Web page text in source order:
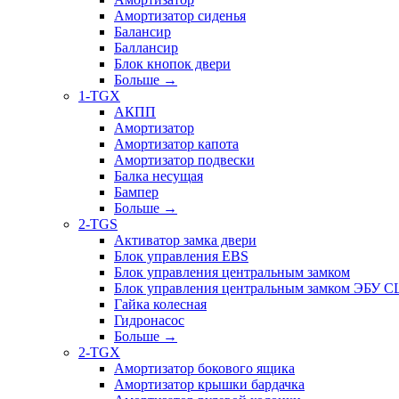
Амортизатор сиденья
Балансир
Баллансир
Блок кнопок двери
Больше →
1-TGX
АКПП
Амортизатор
Амортизатор капота
Амортизатор подвески
Балка несущая
Бампер
Больше →
2-TGS
Активатор замка двери
Блок управления EBS
Блок управления центральным замком
Блок управления центральным замком ЭБУ
Гайка колесная
Гидронасос
Больше →
2-TGX
Амортизатор бокового ящика
Амортизатор крышки бардачка